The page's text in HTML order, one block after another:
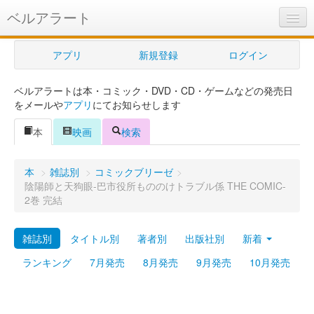
ベルアラート
ベルアラートとは
ヘルプ
新規登録
ログイン
購入管理
プレミアム
アプリ 新規登録 ログイン
ベルアラートは本・コミック・DVD・CD・ゲームなどの発売日
をメールやアプリ にてお知らせします
本
映画 検索
本 > 雑誌別 > コミックブリーゼ >
陰陽師と天狗眼-巴市役所もののけトラブル係 THE COMIC-
2巻 完結
雑誌別 タイトル別 著者別 出版社別
新着
ランキング
7月発売 8月発売 9月発売 10月発売